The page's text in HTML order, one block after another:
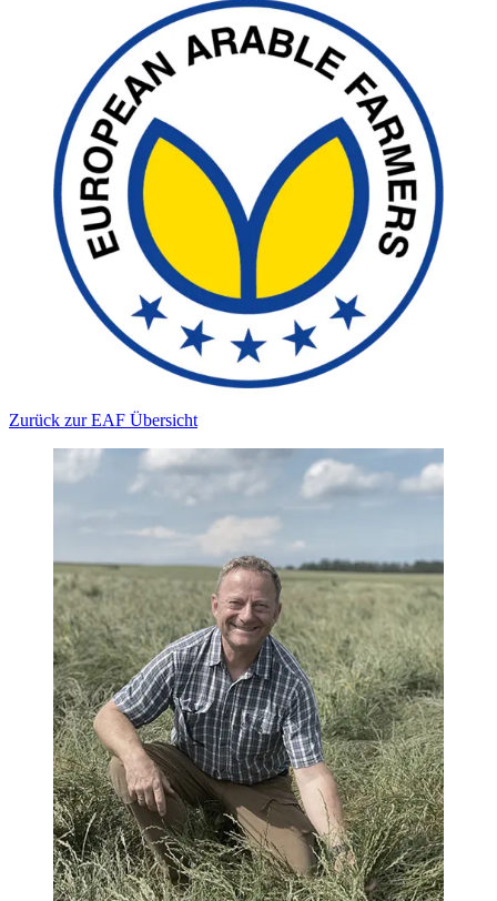
Zurück zur EAF Übersicht